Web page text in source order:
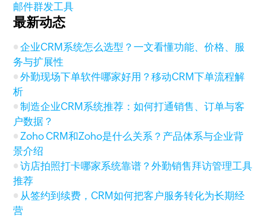
邮件群发工具
最新动态
企业CRM系统怎么选型？一文看懂功能、价格、服
务与扩展性
外勤现场下单软件哪家好用？移动CRM下单流程解
析
制造企业CRM系统推荐：如何打通销售、订单与客
户数据？
Zoho CRM和Zoho是什么关系？产品体系与企业背
景介绍
访店拍照打卡哪家系统靠谱？外勤销售拜访管理工具
推荐
从签约到续费，CRM如何把客户服务转化为长期经
营